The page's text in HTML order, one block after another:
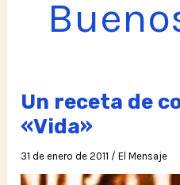
Un receta de
«Vida»
31 de enero de 2011 /El Mensaje